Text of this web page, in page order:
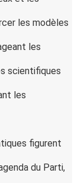
les modèles
les
scientifiques
les
figurent
du Parti,